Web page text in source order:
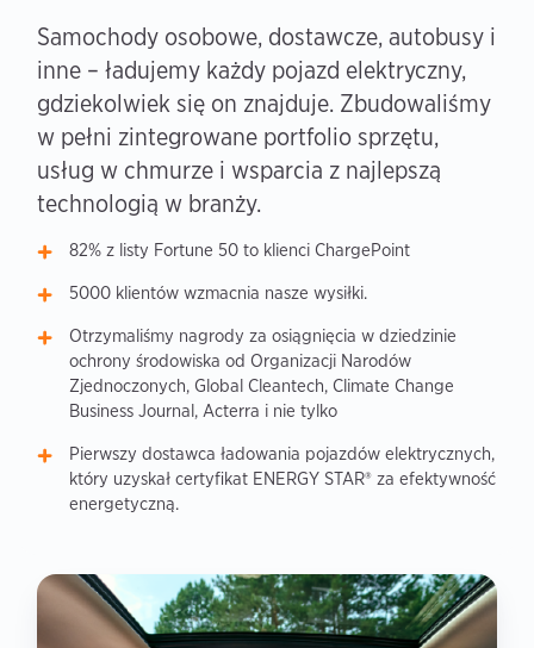
Samochody osobowe, dostawcze, autobusy i
inne – ładujemy każdy pojazd elektryczny,
gdziekolwiek się on znajduje. Zbudowaliśmy
w pełni zintegrowane portfolio sprzętu,
usług w chmurze i wsparcia z najlepszą
technologią w branży.
82% z listy Fortune 50 to klienci ChargePoint
5000 klientów wzmacnia nasze wysiłki.
Otrzymaliśmy nagrody za osiągnięcia w dziedzinie
ochrony środowiska od Organizacji Narodów
Zjednoczonych, Global Cleantech, Climate Change
Business Journal, Acterra i nie tylko
Pierwszy dostawca ładowania pojazdów elektrycznych,
który uzyskał certyfikat ENERGY STAR® za efektywność
energetyczną.